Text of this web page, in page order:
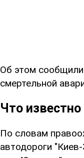
Об этом
смертельной
Что известно
По словам
автодороги